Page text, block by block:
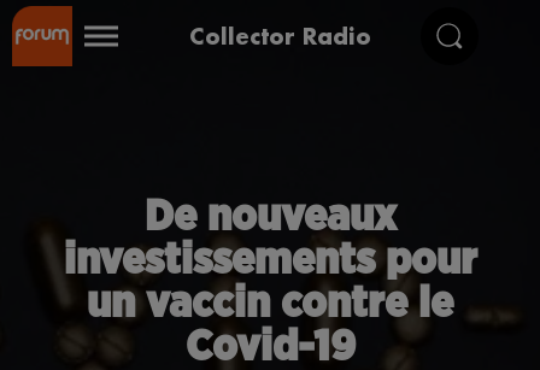
Collector Radio
De nouveaux
investissements pour
un vaccin contre le
Covid-19